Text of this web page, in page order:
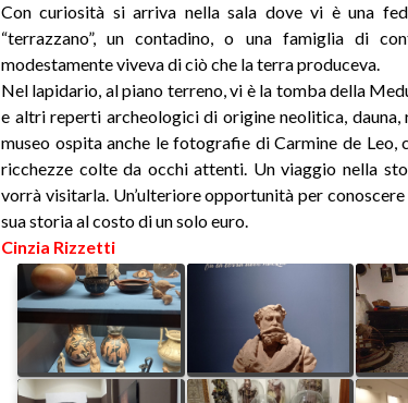
Con curiosità si arriva nella sala dove vi è una
“terrazzano”, un contadino, o una famiglia di
modestamente viveva di ciò che la terra produceva.
Nel lapidario, al piano terreno, vi è la tomba della
e altri reperti archeologici di origine neolitica,
museo ospita anche le fotografie di Carmine de Leo,
ricchezze colte da occhi attenti. Un viaggio nella
vorrà visitarla. Un’ulteriore opportunità per
sua storia al costo di un solo euro.
Cinzia Rizzetti